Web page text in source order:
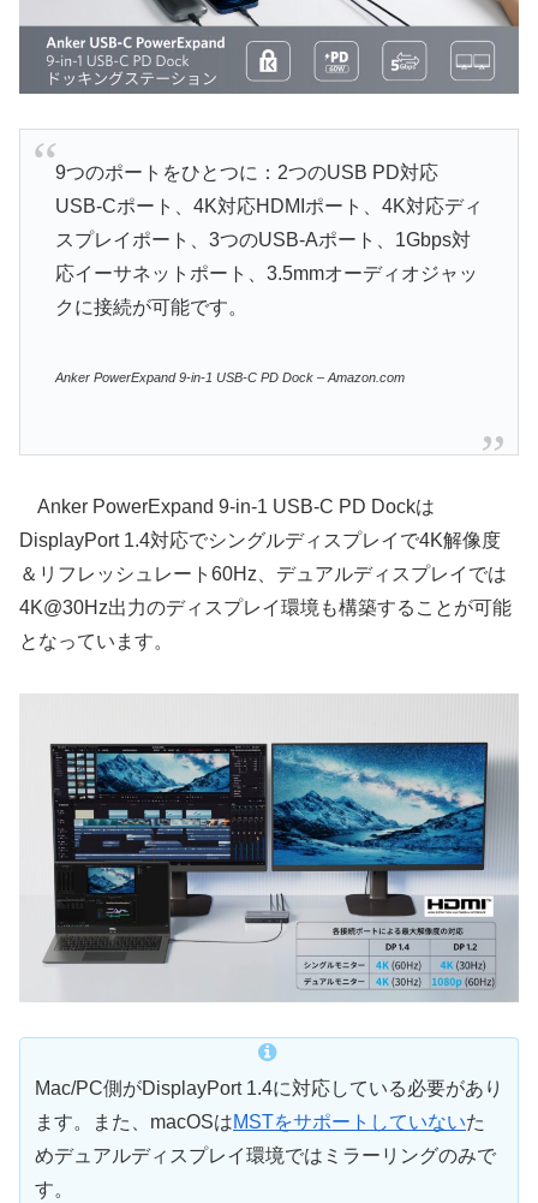
9つのポートをひとつに：2つのUSB PD対応
USB-Cポート、4K対応HDMIポート、4K対応ディ
スプレイポート、3つのUSB-Aポート、1Gbps対
応イーサネットポート、3.5mmオーディオジャッ
クに接続が可能です。
Anker PowerExpand 9-in-1 USB-C PD Dock – Amazon.com
Anker PowerExpand 9-in-1 USB-C PD Dockは
DisplayPort 1.4対応でシングルディスプレイで4K解像度
＆リフレッシュレート60Hz、デュアルディスプレイでは
4K@30Hz出力のディスプレイ環境も構築することが可能
となっています。
Mac/PC側がDisplayPort 1.4に対応している必要があり
ます。また、macOSはMSTをサポートしていないた
めデュアルディスプレイ環境ではミラーリングのみで
す。